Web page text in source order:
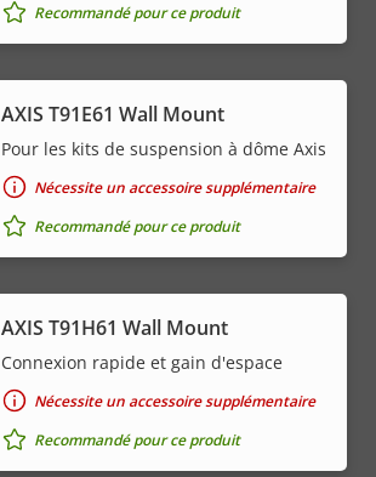
Recommandé pour ce produit
AXIS T91E61 Wall Mount
Pour les kits de suspension à dôme Axis
Nécessite un accessoire supplémentaire
Recommandé pour ce produit
AXIS T91H61 Wall Mount
Connexion rapide et gain d'espace
Nécessite un accessoire supplémentaire
Recommandé pour ce produit